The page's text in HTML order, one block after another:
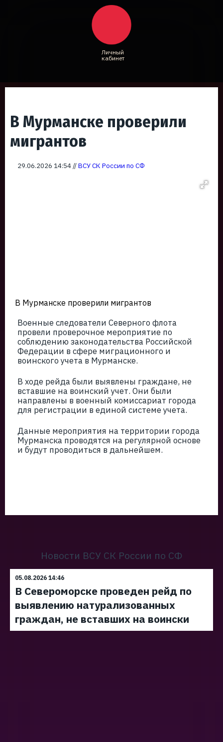
Личный
кабинет
В Мурманске проверили
мигрантов
29.06.2026 14:54 //ВСУ СК России по СФ
В Мурманске проверили мигрантов
Военные следователи Северного флота
провели проверочное мероприятие по
соблюдению законодательства Российской
Федерации в сфере миграционного и
воинского учета в Мурманске.
В ходе рейда были выявлены граждане, не
вставшие на воинский учет. Они были
направлены в военный комиссариат города
для регистрации в единой системе учета.
Данные мероприятия на территории города
Мурманска проводятся на регулярной основе
и будут проводиться в дальнейшем.
Новости ВСУ СК России по СФ
05.08.2026 14:46
В Североморске проведен рейд по
выявлению натурализованных
граждан, не вставших на воински